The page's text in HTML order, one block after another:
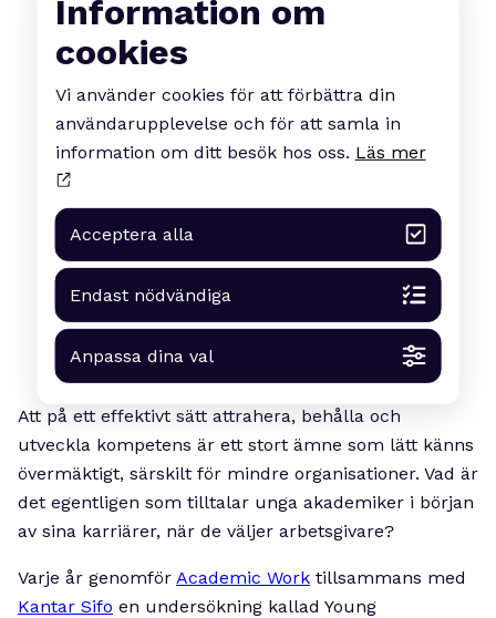
Att på ett effektivt sätt attrahera, behålla och
utveckla kompetens är ett stort ämne som lätt känns
övermäktigt, särskilt för mindre organisationer. Vad är
det egentligen som tilltalar unga akademiker i början
av sina karriärer, när de väljer arbetsgivare?
Varje år genomför Academic Work tillsammans med
Kantar Sifo en undersökning kallad Young
Information om
cookies
Vi använder cookies för att förbättra din
användarupplevelse och för att samla in
information om ditt besök hos oss. Läs mer
Acceptera alla
Endast nödvändiga
Anpassa dina val